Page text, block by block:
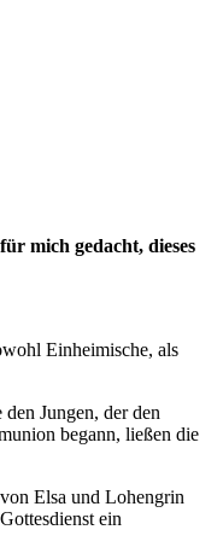
mich gedacht, dieses
Einheimische, als
Jungen, der den
begann, ließen die
Elsa und Lohengrin
ein